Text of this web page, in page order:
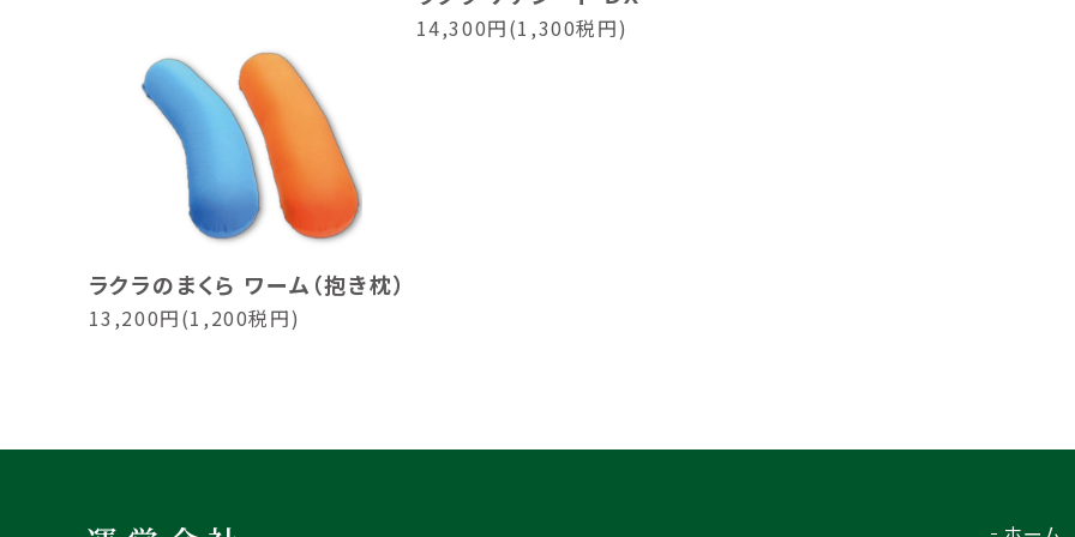
14,300円(1,300税円)
ラクラのまくら ワーム（抱き枕）
13,200円(1,200税円)